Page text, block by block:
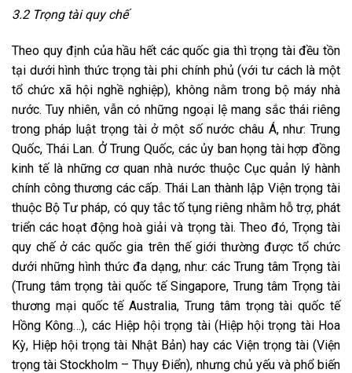
3.2 Trọng tài quy chế
Theo quy định của hầu hết các quốc gia thì trọng tài đều tồn
tại dưới hình thức trọng tài phi chính phủ (với tư cách là một
tổ chức xã hội nghề nghiệp), không nằm trong bộ máy nhà
nước. Tuy nhiên, vẫn có những ngoại lệ mang sắc thái riêng
trong pháp luật trọng tài ở một số nước châu Á, như: Trung
Quốc, Thái Lan. Ở Trung Quốc, các ủy ban họng tài hợp đồng
kinh tế là những cơ quan nhà nước thuộc Cục quản lý hành
chính công thương các cấp. Thái Lan thành lập Viện trọng tài
thuộc Bộ Tư pháp, có quy tắc tố tụng riêng nhằm hỗ trợ, phát
triển các hoạt động hoà giải và trọng tài. Theo đó, Trọng tài
quy chế ở các quốc gia trên thế giới thường được tổ chức
dưới những hình thức đa dạng, như: các Trung tâm Trọng tài
(Trung tâm trọng tài quốc tế Singapore, Trung tâm Trọng tài
thương mại quốc tế Australia, Trung tâm trọng tài quốc tế
Hồng Kông…), các Hiệp hội trọng tài (Hiệp hội trọng tài Hoa
Kỳ, Hiệp hội trọng tài Nhật Bản) hay các Viện trọng tài (Viện
trọng tài Stockholm – Thụy Điển), nhưng chủ yếu và phổ biến